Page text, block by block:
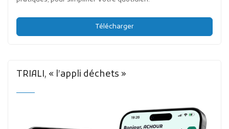
Télécharger
TRIALI, « l’appli déchets »